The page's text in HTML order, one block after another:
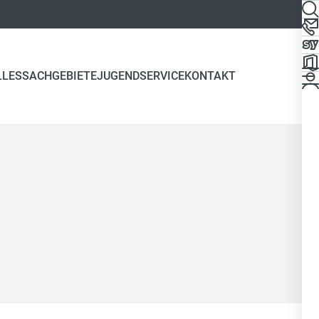
SACHGEBIETEJUGENDSERVICEKONTAKT